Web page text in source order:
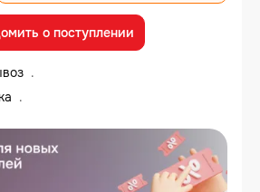
о поступлении